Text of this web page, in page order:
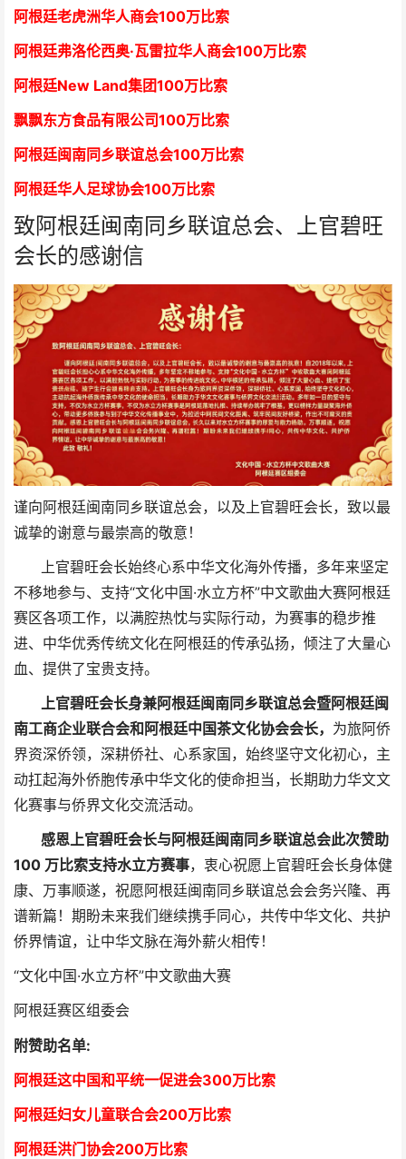
阿根廷老虎洲华人商会100万比索
阿根廷弗洛伦西奥·瓦雷拉华人商会100万比索
阿根廷New Land集团100万比索
飘飘东方食品有限公司100万比索
阿根廷闽南同乡联谊总会100万比索
阿根廷华人足球协会100万比索
致阿根廷闽南同乡联谊总会、上官碧旺
会长的感谢信
谨向阿根廷闽南同乡联谊总会，以及上官碧旺会长，致以最
诚挚的谢意与最崇高的敬意！
上官碧旺会长始终心系中华文化海外传播，多年来坚定
不移地参与、支持“文化中国·水立方杯”中文歌曲大赛阿根廷
赛区各项工作，以满腔热忱与实际行动，为赛事的稳步推
进、中华优秀传统文化在阿根廷的传承弘扬，倾注了大量心
血、提供了宝贵支持。
上官碧旺会长身兼阿根廷闽南同乡联谊总会暨阿根廷闽
南工商企业联合会和阿根廷中国茶文化协会会长， 为旅阿侨
界资深侨领，深耕侨社、心系家国，始终坚守文化初心，主
动扛起海外侨胞传承中华文化的使命担当，长期助力华文文
化赛事与侨界文化交流活动。
感恩上官碧旺会长与阿根廷闽南同乡联谊总会此次赞助
100 万比索支持水立方赛事，衷心祝愿上官碧旺会长身体健
康、万事顺遂，祝愿阿根廷闽南同乡联谊总会会务兴隆、再
谱新篇！期盼未来我们继续携手同心，共传中华文化、共护
侨界情谊，让中华文脉在海外薪火相传！
“文化中国·水立方杯”中文歌曲大赛
阿根廷赛区组委会
附赞助名单:
阿根廷这中国和平统一促进会300万比索
阿根廷妇女儿童联合会200万比索
阿根廷洪门协会200万比索